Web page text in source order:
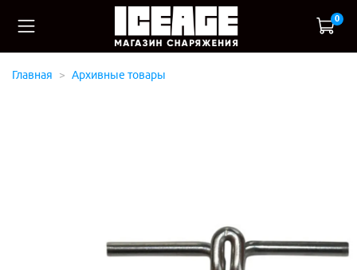
0
Главная Архивные товары